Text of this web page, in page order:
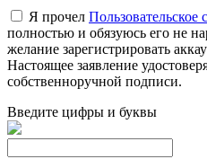
Я прочел Пользовательское
полностью и обязуюсь его не
желание зарегистрировать
Настоящее заявление
собственноручной подписи.
Введите цифры и буквы